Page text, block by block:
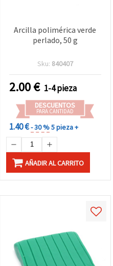
Arcilla polimérica verde
perlado, 50 g
Sku: 840407
2.00€ 1-4 pieza
DESCUENTOS
PARA CANTIDAD
1.40 €- 30 %5 pieza +
AÑADIR AL CARRITO